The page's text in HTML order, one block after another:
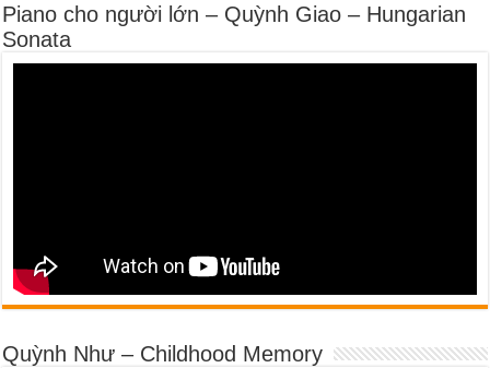
Piano cho người lớn – Quỳnh Giao – Hungarian
Sonata
Quỳnh Như – Childhood Memory